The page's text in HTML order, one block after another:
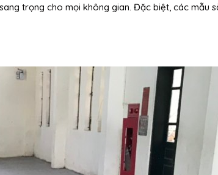
trọng cho mọi không gian. Đặc biệt, các mẫu